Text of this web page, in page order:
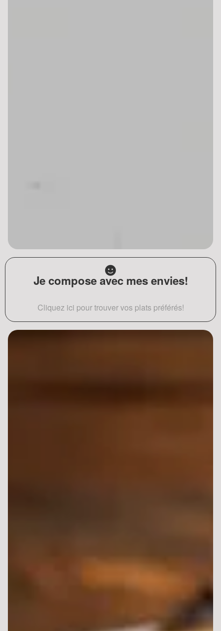
Je compose avec mes envies!
Cliquez ici pour trouver vos plats préférés!